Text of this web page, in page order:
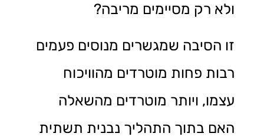
ולא רק מסיימים מריבה?
זו הסיבה שמגשרים מנוסים פעמים
רבות פחות מוטרדים מהוויכוח
עצמו, ויותר מוטרדים מהשאלה
האם בתוך התהליך נבנית תשתית